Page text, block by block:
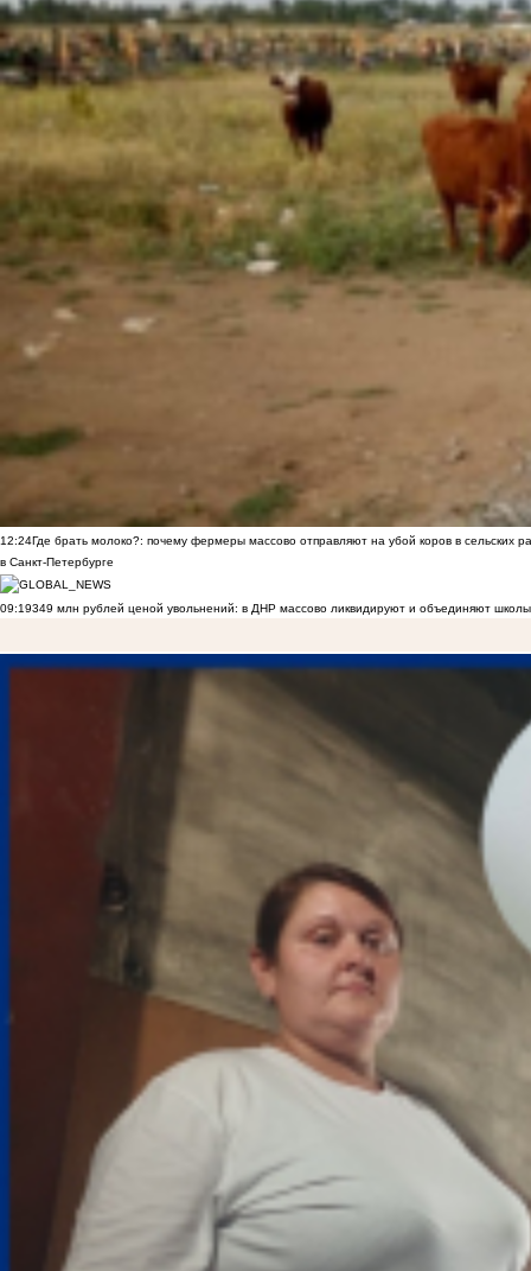
12:24Где брать молоко?: почему фермеры массово отправляют на убой коров в сельских
в Санкт-Петербурге
09:19349 млн рублей ценой увольнений: в ДНР массово ликвидируют и объединяют